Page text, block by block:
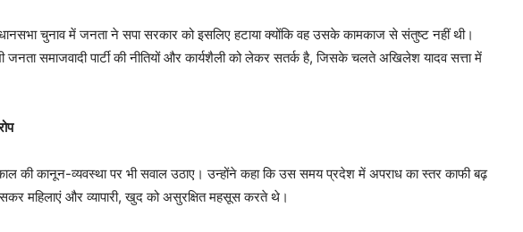
चुनाव में जनता ने सपा सरकार को इसलिए हटाया क्योंकि वह उसके कामकाज से संतुष्ट नहीं थी।
जनता समाजवादी पार्टी की नीतियों और कार्यशैली को लेकर सतर्क है, जिसके चलते अखिलेश यादव सत्ता में
की कानून-व्यवस्था पर भी सवाल उठाए। उन्होंने कहा कि उस समय प्रदेश में अपराध का स्तर काफी बढ़
महिलाएं और व्यापारी, खुद को असुरक्षित महसूस करते थे।